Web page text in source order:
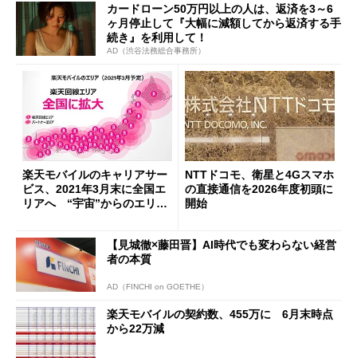
カードローン50万円以上の人は、返済を3～6
ヶ月停止して『大幅に減額してから返済する手
続き』を利用して！
AD（渋谷法務総合事務所）
楽天モバイルのキャリアサー
ビス、2021年3月末に全国エ
リアへ “宇宙”からのエリア
NTTドコモ、衛星と4Gスマホ
の直接通信を2026年度初頭に
開始
【見城徹×藤田晋】AI時代でも変わらない経営
者の本質
AD（FINCHI on GOETHE）
楽天モバイルの契約数、455万に 6月末時点
から22万減